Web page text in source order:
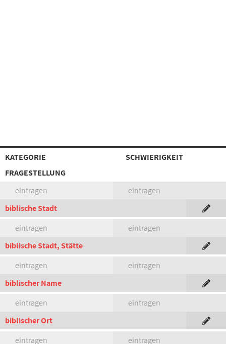
KATEGORIE
SCHWIERIGKEIT
FRAGESTELLUNG
eintragen
eintragen
biblische Stadt
eintragen
eintragen
biblische Stadt, Stätte
eintragen
eintragen
biblischer Name
eintragen
eintragen
biblischer Ort
eintragen
eintragen